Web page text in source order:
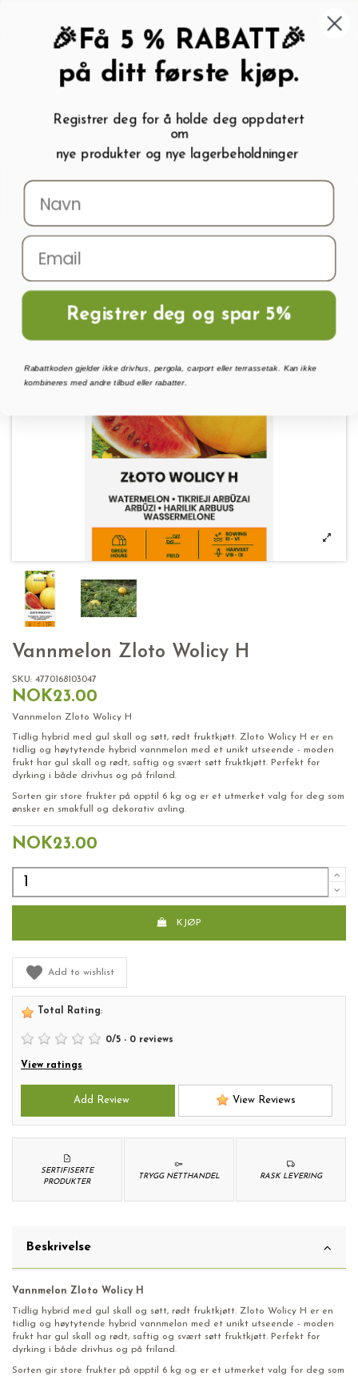
My wishlist ( 0
Menu Søk Logg inn Handlevogn
Hjem
Vannmelon Zloto Wolicy H
SKU: 4770168103047
NOK23.00
Vannmelon Zloto Wolicy H
Tidlig hybrid med gul skall og søtt, rødt fruktkjøtt. Zloto Wolicy H er en
tidlig og høytytende hybrid vannmelon med et unikt utseende - moden
frukt har gul skall og rødt, saftig og svært søtt fruktkjøtt. Perfekt for
dyrking i både drivhus og på friland.
Sorten gir store frukter på opptil 6 kg og er et utmerket valg for deg som
ønsker en smakfull og dekorativ avling.
NOK23.00
KJØP
Add to wishlist
Total Rating:
0/5 - 0 reviews
View ratings
Add Review View Reviews
RASK LEVERING
TRYGG NETTHANDEL
SERTIFISERTE
PRODUKTER
Beskrivelse
Vannmelon Zloto Wolicy H
Tidlig hybrid med gul skall og søtt, rødt fruktkjøtt. Zloto Wolicy H er en
tidlig og høytytende hybrid vannmelon med et unikt utseende - moden
frukt har gul skall og rødt, saftig og svært søtt fruktkjøtt. Perfekt for
dyrking i både drivhus og på friland.
Sorten gir store frukter på opptil 6 kg og er et utmerket valg for deg som
🎉Få 5 % RABATT🎉
på ditt første kjøp.
Registrer deg for å holde deg oppdatert
om
nye produkter og nye lagerbeholdninger
Registrer deg og spar 5%
Rabattkoden gjelder ikke drivhus, pergola, carport eller terrassetak. Kan ikke
kombineres med andre tilbud eller rabatter.